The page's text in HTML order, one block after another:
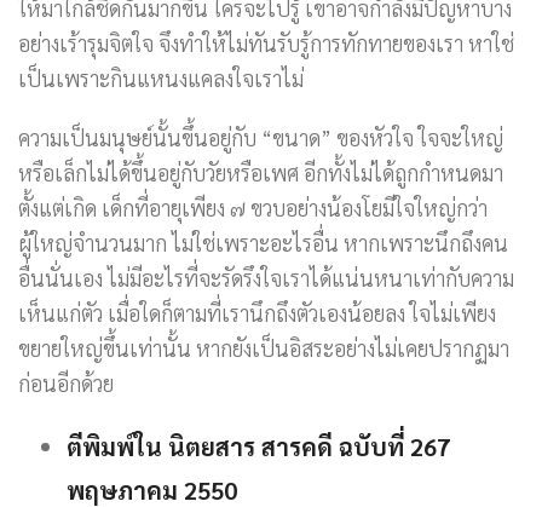
ให้มาใกล้ชิดกันมากขึ้น ใครจะไปรู้ เขาอาจกำลังมีปัญหาบาง
อย่างเร้ารุมจิตใจ จึงทำให้ไม่ทันรับรู้การทักทายของเรา หาใช่
เป็นเพราะกินแหนงแคลงใจเราไม่
ความเป็นมนุษย์นั้นขึ้นอยู่กับ “ขนาด” ของหัวใจ ใจจะใหญ่
หรือเล็กไม่ได้ขึ้นอยู่กับวัยหรือเพศ อีกทั้งไม่ได้ถูกกำหนดมา
ตั้งแต่เกิด เด็กที่อายุเพียง ๗ ขวบอย่างน้องโยมีใจใหญ่กว่า
ผู้ใหญ่จำนวนมาก ไม่ใช่เพราะอะไรอื่น หากเพราะนึกถึงคน
อื่นนั่นเอง ไม่มีอะไรที่จะรัดรึงใจเราได้แน่นหนาเท่ากับความ
เห็นแก่ตัว เมื่อใดก็ตามที่เรานึกถึงตัวเองน้อยลง ใจไม่เพียง
ขยายใหญ่ขึ้นเท่านั้น หากยังเป็นอิสระอย่างไม่เคยปรากฏมา
ก่อนอีกด้วย
ตีพิมพ์ใน นิตยสาร สารคดี ฉบับที่ 267
พฤษภาคม 2550